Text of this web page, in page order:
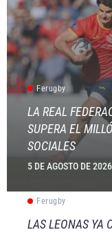
Ferugby
LA REAL
SUPERA EL
SOCIALES
5 DE AGOSTO DE 2026
Ferugby
LAS LEONAS YA